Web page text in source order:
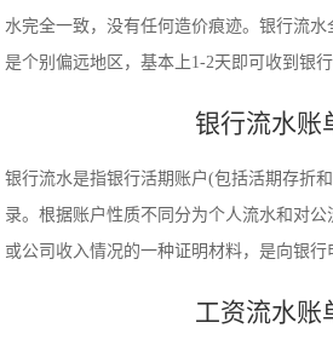
水完全一致，没有任何造价痕迹。银行流
是个别偏远地区，基本上1-2天即可收到银行
银行流水账
银行流水是指银行活期账户(包括活期存折
录。根据账户性质不同分为个人流水和对
或公司收入情况的一种证明材料，是向银行
工资流水账